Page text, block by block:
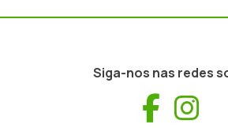
Siga-nos nas redes